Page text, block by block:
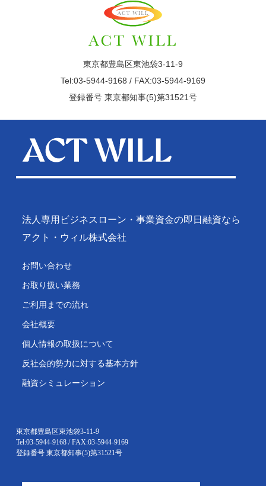
東京都豊島区東池袋3-11-9
Tel:03-5944-9168 / FAX:03-5944-9169
登録番号 東京都知事(5)第31521号
法人専用ビジネスローン・事業資金の即日融資なら
アクト・ウィル株式会社
お問い合わせ
お取り扱い業務
ご利用までの流れ
会社概要
個人情報の取扱について
反社会的勢力に対する基本方針
融資シミュレーション
東京都豊島区東池袋3-11-9
Tel:03-5944-9168 / FAX:03-5944-9169
登録番号 東京都知事(5)第31521号